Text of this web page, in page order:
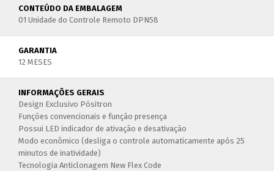
CONTEÚDO DA EMBALAGEM
01 Unidade do Controle Remoto DPN58
GARANTIA
12 MESES
INFORMAÇÕES GERAIS
Design Exclusivo Pósitron
Funções convencionais e função presença
Possui LED indicador de ativação e desativação
Modo econômico (desliga o controle automaticamente após 25
minutos de inatividade)
Tecnologia Anticlonagem New Flex Code